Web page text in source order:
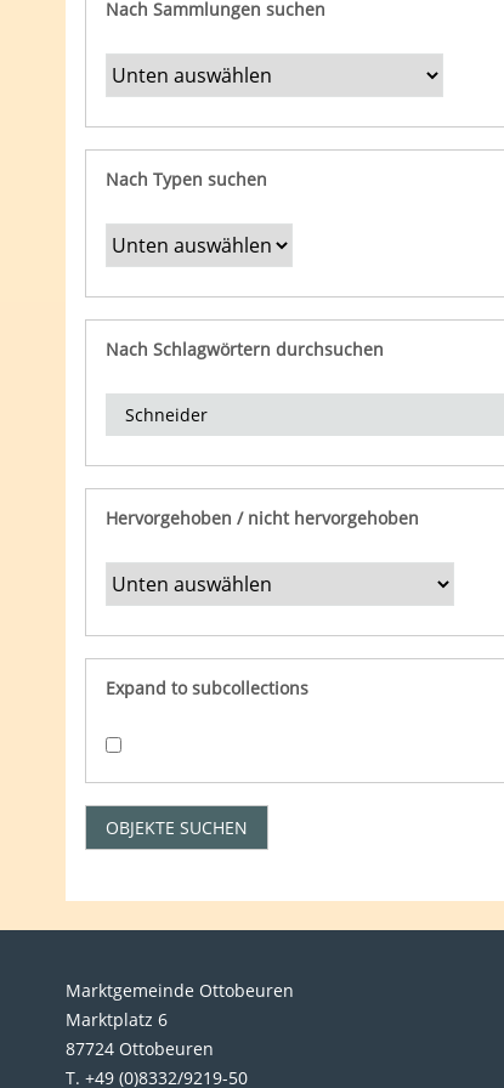
Nach Sammlungen suchen
Nach Typen suchen
Nach Schlagwörtern durchsuchen
Hervorgehoben / nicht hervorgehoben
Expand to subcollections
Marktgemeinde Ottobeuren
Marktplatz 6
87724 Ottobeuren
T. +49 (0)8332/9219-50